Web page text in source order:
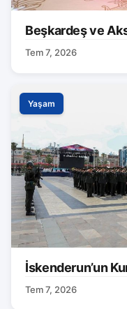
Beşkardeş ve
Tem 7, 2026
Yaşam
İskenderun’un
Tem 7, 2026